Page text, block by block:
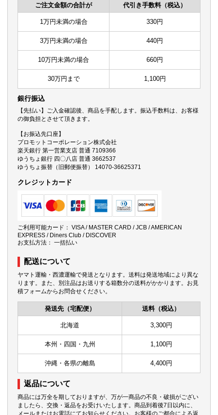
ご注文金額の合計が 代引き手数料（税込）
1万円未満の場合 330円
3万円未満の場合 440円
10万円未満の場合 660円
30万円まで 1,100円
銀行振込
【先払い】ご入金確認後、商品を手配します。振込手数料は、お客様
の御負担とさせて頂きます。
【お振込先口座】
プロモットコーポレーション株式会社
楽天銀行 第一営業支店 普通 7109366
ゆうちょ銀行 四〇八店 普通 3662537
ゆうちょ振替（旧郵便振替） 14070-36625371
クレジットカード
ご利用可能カード： VISA / MASTER CARD / JCB / AMERICAN
EXPRESS / Diners Club / DISCOVER
お支払方法： 一括払い
配送について
ヤマト運輸・西濃運輸で発送となります。送料は発送地域により異な
ります。また、別注品はお送りする箱数分の送料がかかります。お見
積フォームからお問合せください。
発送先（宅配便） 送料（税込）
北海道 3,300円
本州・四国・九州 1,100円
沖縄・各県の離島 4,400円
返品について
商品には万全を期しておりますが、万が一商品の不良・破損がござい
ましたら、交換・返品をお受けいたします。商品到着後7日以内に、
メールまたはお電話にてお知らせください。お客様のご都合による返